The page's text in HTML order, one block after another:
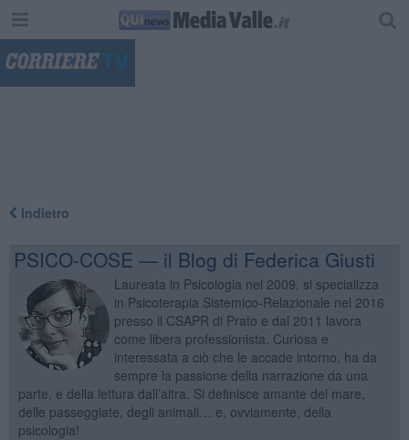
Indietro
PSICO-COSE — il Blog di Federica Giusti
Laureata in Psicologia nel 2009, si specializza
in Psicoterapia Sistemico-Relazionale nel 2016
presso il CSAPR di Prato e dal 2011 lavora
come libera professionista. Curiosa e
interessata a ciò che le accade intorno, ha da
sempre la passione della narrazione da una
parte, e della lettura dall’altra. Si definisce amante del mare,
delle passeggiate, degli animali… e, ovviamente, della
psicologia!